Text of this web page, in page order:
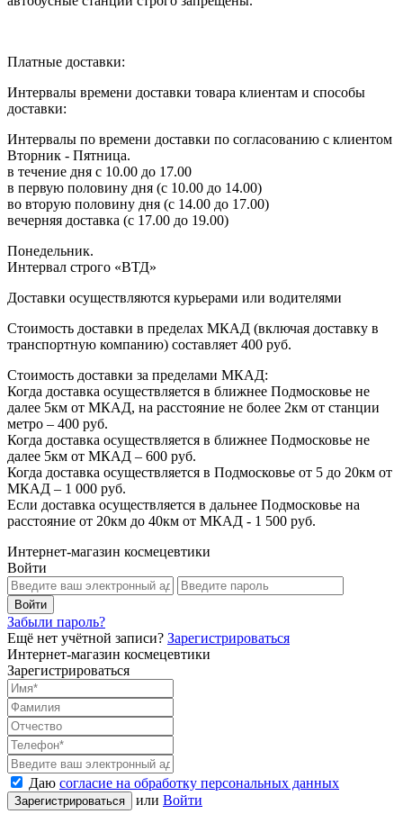
Платные доставки:
Интервалы времени доставки товара клиентам и способы
доставки:
Интервалы по времени доставки по согласованию с клиентом
Вторник - Пятница.
в течение дня с 10.00 до 17.00
в первую половину дня (с 10.00 до 14.00)
во вторую половину дня (с 14.00 до 17.00)
вечерняя доставка (с 17.00 до 19.00)
Понедельник.
Интервал строго «ВТД»
Доставки осуществляются курьерами или водителями
Стоимость доставки в пределах МКАД (включая доставку в
транспортную компанию) составляет 400 руб.
Стоимость доставки за пределами МКАД:
Когда доставка осуществляется в ближнее Подмосковье не
далее 5км от МКАД, на расстояние не более 2км от станции
метро – 400 руб.
Когда доставка осуществляется в ближнее Подмосковье не
далее 5км от МКАД – 600 руб.
Когда доставка осуществляется в Подмосковье от 5 до 20км от
МКАД – 1 000 руб.
Если доставка осуществляется в дальнее Подмосковье на
расстояние от 20км до 40км от МКАД - 1 500 руб.
Интернет-магазин космецевтики
Войти
Забыли пароль?
Ещё нет учётной записи? Зарегистрироваться
Интернет-магазин космецевтики
Зарегистрироваться
Даю согласие на обработку персональных данных
или Войти